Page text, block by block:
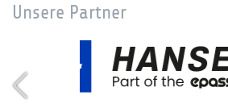
Unsere Partner